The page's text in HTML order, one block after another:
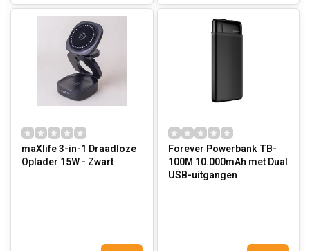
maXlife 3-in-1 Draadloze
Oplader 15W - Zwart
Forever Powerbank TB-
100M 10.000mAh met Dual
USB-uitgangen